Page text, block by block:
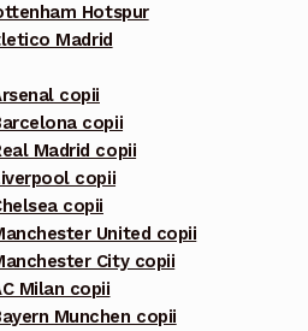
Hotspur
Madrid
copii
copii
Madrid copii
copii
copii
United copii
City copii
Milan copii
Munchen copii